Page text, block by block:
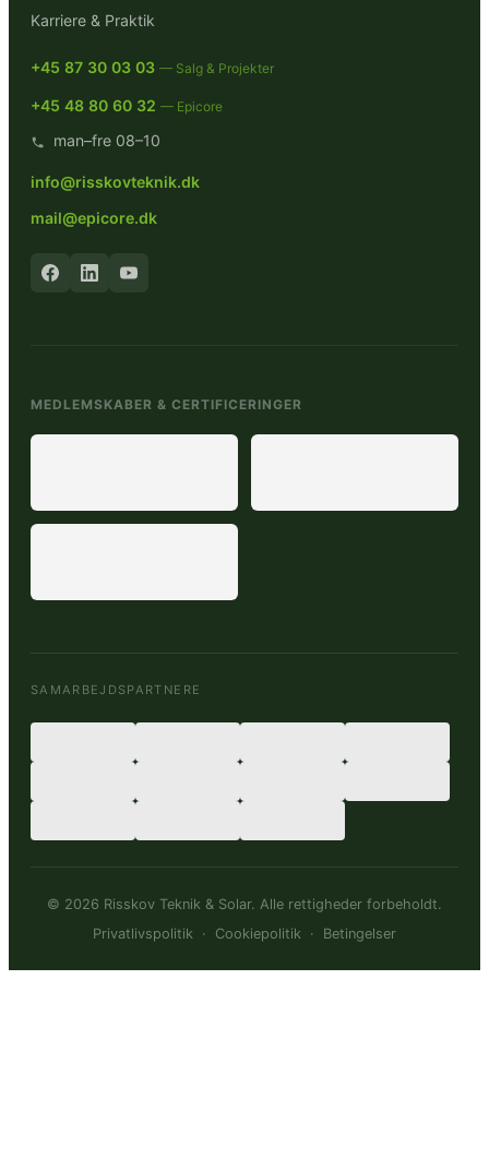
Karriere & Praktik
+45 87 30 03 03 — Salg & Projekter
+45 48 80 60 32 — Epicore
man–fre 08–10
info@risskovteknik.dk
mail@epicore.dk
MEDLEMSKABER & CERTIFICERINGER
SAMARBEJDSPARTNERE
© 2026 Risskov Teknik & Solar. Alle rettigheder forbeholdt.
Privatlivspolitik · Cookiepolitik · Betingelser